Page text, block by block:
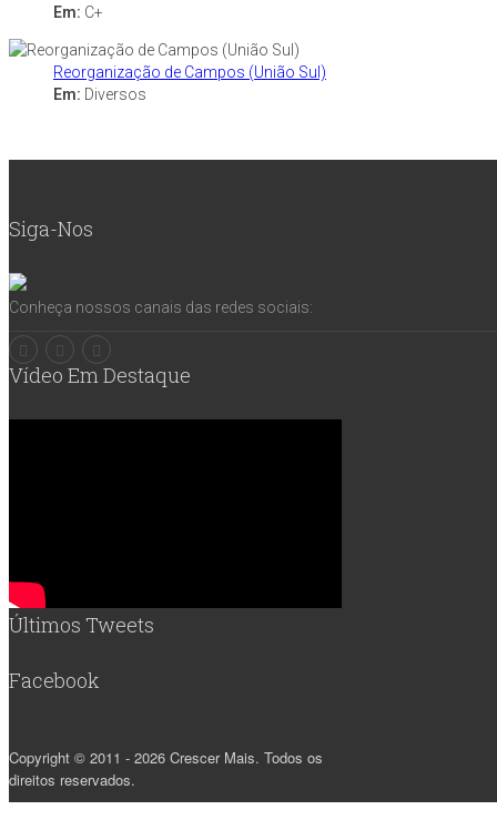
Em: C+
Reorganização de Campos (União Sul)
Em: Diversos
Siga-Nos
Conheça nossos canais das redes sociais:
Vídeo Em Destaque
Últimos Tweets
Facebook
Copyright © 2011 - 2026 Crescer Mais. Todos os
direitos reservados.